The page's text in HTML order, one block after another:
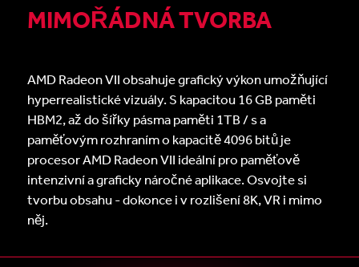
MIMOŘÁDNÁ TVORBA
AMD Radeon VII obsahuje grafický výkon umožňující
hyperrealistické vizuály. S kapacitou 16 GB paměti
HBM2, až do šířky pásma paměti 1TB / s a ​​
paměťovým rozhraním o kapacitě 4096 bitů je
procesor AMD Radeon VII ideální pro paměťově
intenzivní a graficky náročné aplikace. Osvojte si
tvorbu obsahu - dokonce i v rozlišení 8K, VR i mimo
něj.